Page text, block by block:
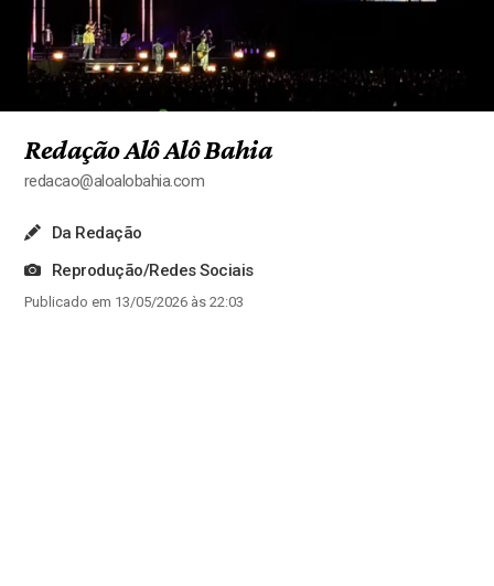
Redação Alô Alô Bahia
redacao@aloalobahia.com
Da Redação
Reprodução/Redes Sociais
Publicado em 13/05/2026 às 22:03